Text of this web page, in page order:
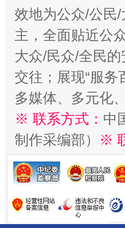
效地为公众/公民
主，全面贴近公
大众/民众/全民
交往；展现“服务
多媒体、多元化
※ 联系方式： 中
制作采编部）
※